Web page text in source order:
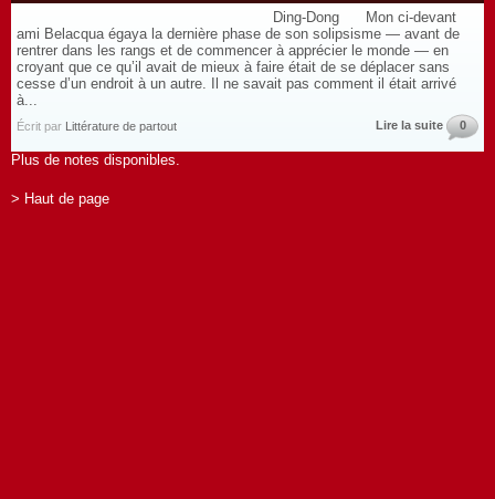
Ding-Dong Mon ci-devant
ami Belacqua égaya la dernière phase de son solipsisme — avant de
rentrer dans les rangs et de commencer à apprécier le monde — en
croyant que ce qu’il avait de mieux à faire était de se déplacer sans
cesse d’un endroit à un autre. Il ne savait pas comment il était arrivé
à...
Écrit par Littérature de partout Lire la suite 0
Plus de notes disponibles.
> Haut de page